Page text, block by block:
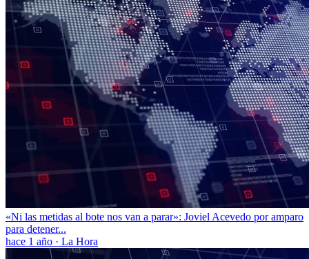
«Ni las metidas al bote nos van a parar»: Joviel Acevedo por amparo
para detener...
hace 1 año · La Hora